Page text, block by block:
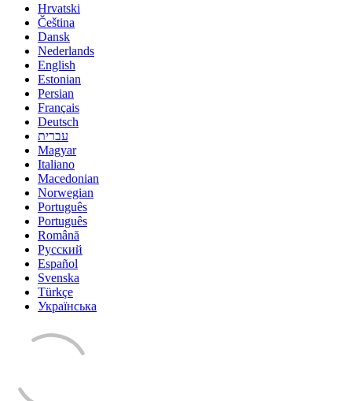
Hrvatski
Čeština
Dansk
Nederlands
English
Estonian
Persian
Français
Deutsch
עברית
Magyar
Italiano
Macedonian
Norwegian
Português
Português
Română
Русский
Español
Svenska
Türkçe
Українська